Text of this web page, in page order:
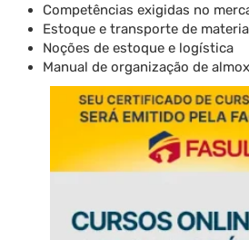
Competências exigidas no
Estoque e transporte de
Noções de estoque e logística
Manual de organização de